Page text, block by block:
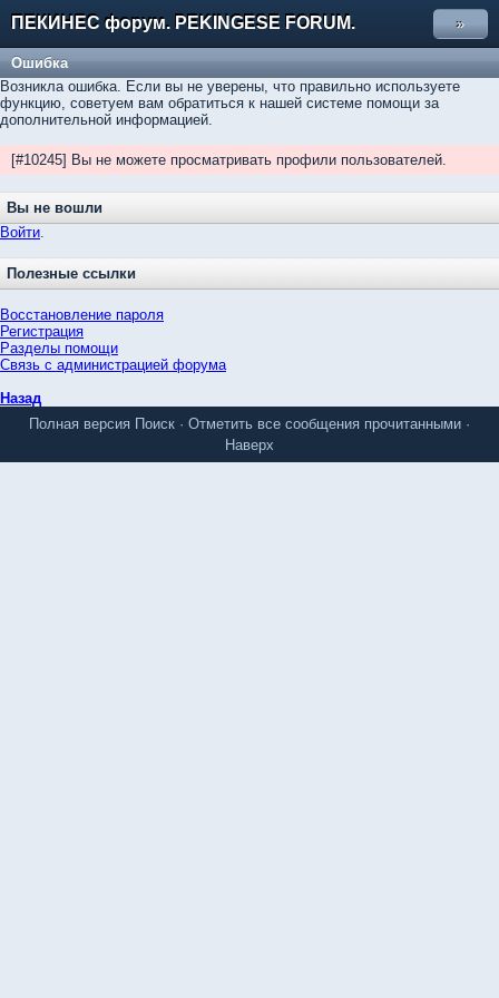
ПЕКИНЕС форум. PEKINGESE FORUM. »
Ошибка
Возникла ошибка. Если вы не уверены, что правильно используете
функцию, советуем вам обратиться к нашей системе помощи за
дополнительной информацией.
[#10245] Вы не можете просматривать профили пользователей.
Вы не вошли
Войти.
Полезные ссылки
Восстановление пароля
Регистрация
Разделы помощи
Связь с администрацией форума
Назад
Полная версия Поиск · Отметить все сообщения прочитанными ·
Наверх